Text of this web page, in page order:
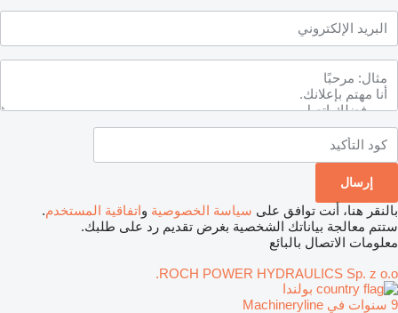
بالنقر هنا، أنت توافق على سياسة الخصوصية واتفاقية المستخدم.
ستتم معالجة بياناتك الشخصية بغرض تقديم رد على طلبك.
معلومات الاتصال بالبائع
ROCH POWER HYDRAULICS Sp. z o.o.
بولندا
9 سنوات في Machineryline